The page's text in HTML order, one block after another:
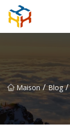
Maison / Blog /